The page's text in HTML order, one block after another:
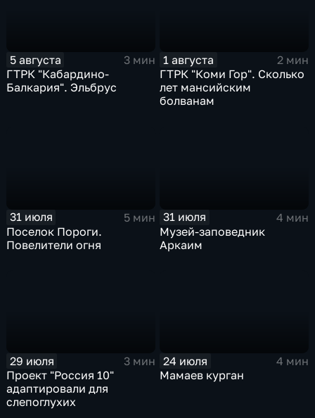
5 августа
3 мин
ГТРК "Кабардино-
Балкария". Эльбрус
1 августа
2 мин
ГТРК "Коми Гор". Сколько
лет мансийским
болванам
31 июля
5 мин
Поселок Пороги.
Повелители огня
31 июля
4 мин
Музей-заповедник
Аркаим
29 июля
3 мин
Проект "Россия 10"
адаптировали для
слепоглухих
24 июля
4 мин
Мамаев курган